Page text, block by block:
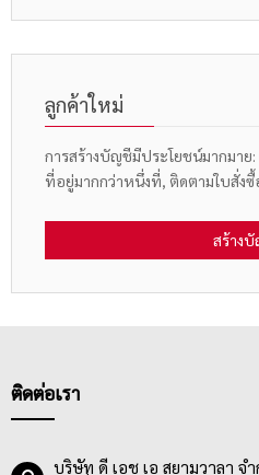
ลูกค้าใหม่
การสร้างบัญชีมีประโยชน์มากมาย:
ที่อยู่มากกว่าหนึ่งที่, ติดตามใบสั่ง
สร้าง
ติดต่อเรา
บริษัท ดี เอช เอ สยามวาลา จำ